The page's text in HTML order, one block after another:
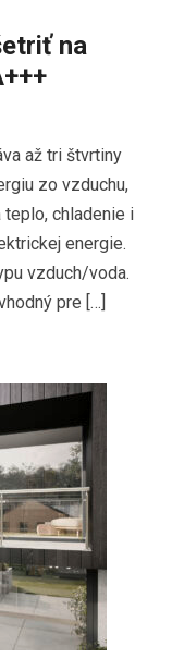
na
až tri štvrtiny
zo vzduchu,
chladenie i
energie.
vzduch/voda.
pre […]